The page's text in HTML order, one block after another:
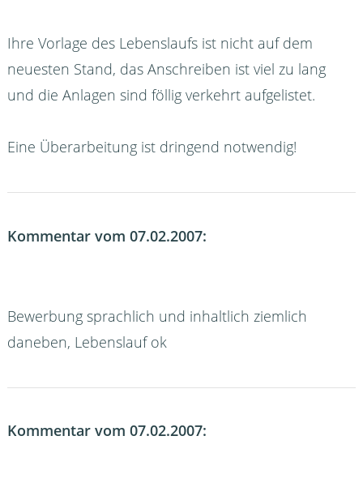
Ihre Vorlage des Lebenslaufs ist nicht auf dem
neuesten Stand, das Anschreiben ist viel zu lang
und die Anlagen sind föllig verkehrt aufgelistet.
Eine Überarbeitung ist dringend notwendig!
Kommentar vom 07.02.2007:
Bewerbung sprachlich und inhaltlich ziemlich
daneben, Lebenslauf ok
Kommentar vom 07.02.2007: